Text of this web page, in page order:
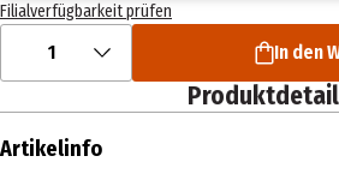
Filialverfügbarkeit prüfen
1 In den
Artikelinfo